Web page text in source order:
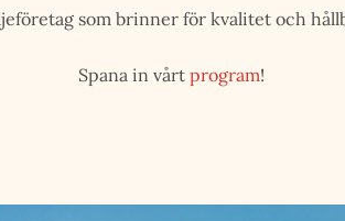
som brinner för kvalitet och
Spana in vårt program!